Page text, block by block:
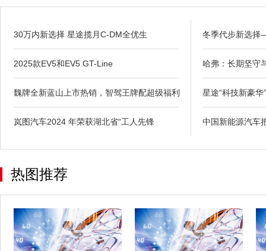
30万内新选择 星途揽月C-DM全优生
2025款EV5和EV5 GT-Line
魏牌全新蓝山上市热销，智驾王牌配超级福利
岚图汽车2024 年荣获湖北省“工人先锋
冬季代步新选
哈弗：长期坚守
星途“科技新豪
中国新能源汽车
热图推荐